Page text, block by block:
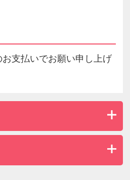
支払いでお願い申し上げ